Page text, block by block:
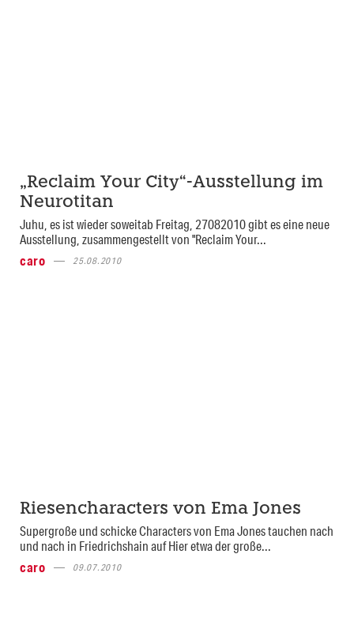
„Reclaim Your City“-Ausstellung im
Neurotitan
Juhu, es ist wieder soweitab Freitag, 27082010 gibt es eine neue
Ausstellung, zusammengestellt von "Reclaim Your...
caro
25.08.2010
Riesencharacters von Ema Jones
Supergroße und schicke Characters von Ema Jones tauchen nach
und nach in Friedrichshain auf Hier etwa der große...
caro
09.07.2010